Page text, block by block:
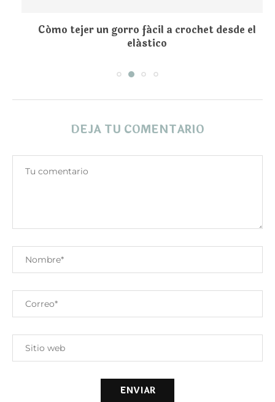
Cómo tejer un gorro fácil a crochet desde el
elástico
DEJA TU COMENTARIO